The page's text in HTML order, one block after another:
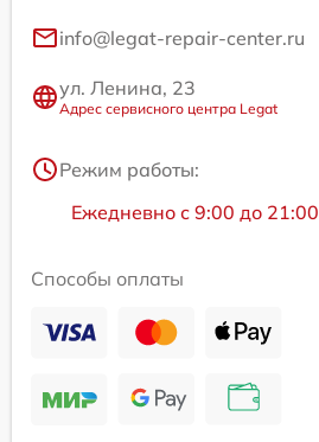
info@legat-repair-center.ru
ул. Ленина, 23
Адрес сервисного центра Legat
Режим работы:
Ежедневно с 9:00 до 21:00
Способы оплаты